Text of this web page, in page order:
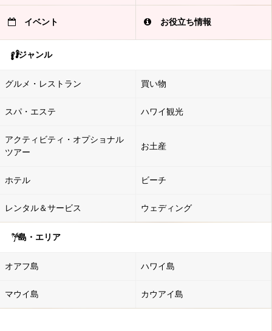
イベント お役立ち情報
ジャンル
グルメ・レストラン 買い物
スパ・エステ ハワイ観光
アクティビティ・オプショナル
ツアー
お土産
ホテル ビーチ
レンタル＆サービス ウェディング
島・エリア
オアフ島 ハワイ島
マウイ島 カウアイ島